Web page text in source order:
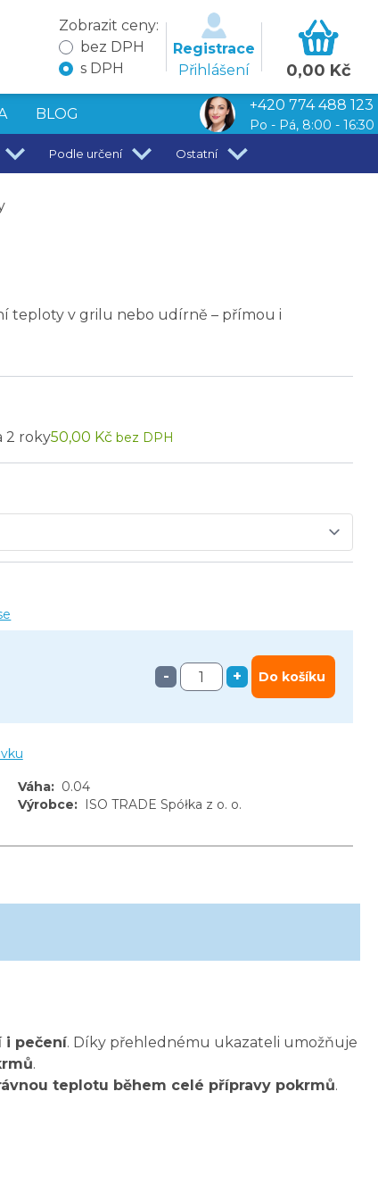
Zobrazit ceny:
bez DPH
s DPH
Registrace
Přihlášení
0,00 Kč
BLOG
+420 774 488 123
Po - Pá, 8:00 - 16:30
Podle určení Ostatní
teploty v grilu nebo udírně – přímou i
- + Do košíku
2 roky50,00 Kč bez DPH
Váha: 0.04
Výrobce: ISO TRADE Spółka z o. o.
i pečení. Díky přehlednému ukazateli umožňuje
.
teplotu během celé přípravy pokrmů.